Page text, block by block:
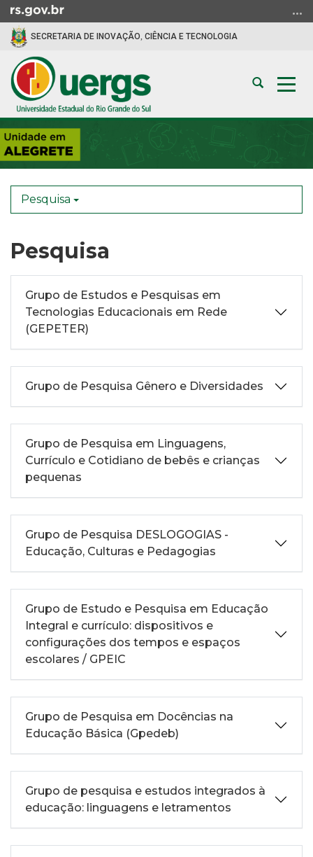
para
conteúdo
para
menu
Ir
para
busca
SECRETARIA DE INOVAÇÃO, CIÊNCIA E TECNOLOGIA
Abrir
busca
Início
do
conteúdo
Pesquisa
Pesquisa
Grupo de Estudos e Pesquisas em
Tecnologias Educacionais em Rede
(GEPETER)
Grupo de Pesquisa Gênero e Diversidades
Grupo de Pesquisa em Linguagens,
Currículo e Cotidiano de bebês e crianças
pequenas
Grupo de Pesquisa DESLOGOGIAS -
Educação, Culturas e Pedagogias
Grupo de Estudo e Pesquisa em Educação
Integral e currículo: dispositivos e
configurações dos tempos e espaços
escolares / GPEIC
Grupo de Pesquisa em Docências na
Educação Básica (Gpedeb)
Grupo de pesquisa e estudos integrados à
educação: linguagens e letramentos